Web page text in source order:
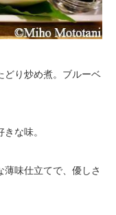
どり炒め煮。ブルーベ
な味。
薄味仕立てで、優しさ